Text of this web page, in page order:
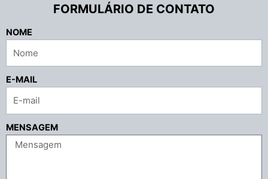
FORMULÁRIO DE CONTATO
NOME
E-MAIL
MENSAGEM